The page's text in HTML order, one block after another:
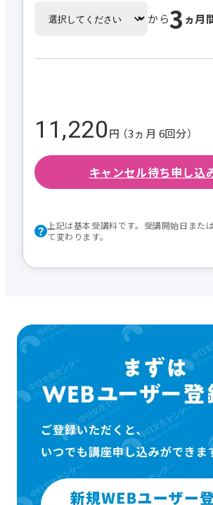
から3 ヵ月
11,220円 （3ヵ月 6回分）
キャンセル待ち申し込
上記は基本受講料です。受講開始日また
て変わります。